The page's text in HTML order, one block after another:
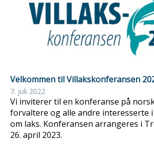
Velkommen til Villakskonferansen
7. juli 2022
Vi inviterer til en konferanse på
forvaltere og alle andre interesserte
om laks. Konferansen arrangeres i
26. april 2023.